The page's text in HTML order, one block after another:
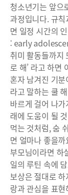
청소년기는 앞으
과정입니다. 규
면 일정 시간의
: early
취미 활동들까지
로 해’ 라고 하면
혼자 남겨진 기
라고 말하는 쿨
바르게 걸어 나
래에 도움이 될
먹는 것처럼, 숨
면 얼마나 좋을
부모님이라면 하
일의 루틴 속에
보상은 절대로
랑과 관심을 표